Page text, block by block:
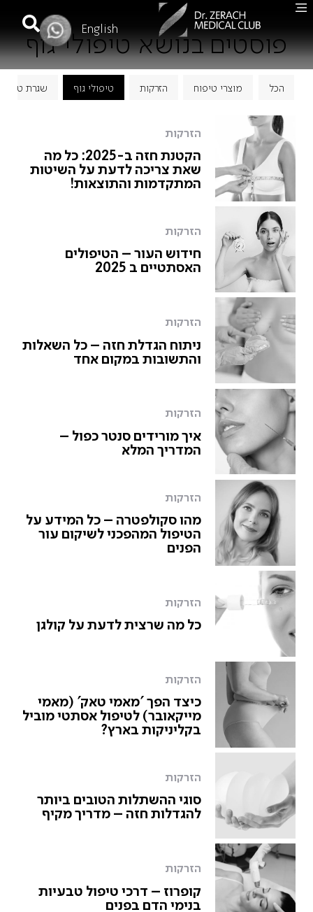
English
פוסטים בנושא טיפולי גוף
הכל מוצרי טיפוח הזרקות טיפולי גוף שגרת
הזרקות
הקטנת חזה ב-2025: כל מה
שאת צריכה לדעת על השיטות
המתקדמות והתוצאות!
הזרקות
חידוש העור – הטיפולים
האסתטיים ב 2025
הזרקות
ניתוח הגדלת חזה – כל השאלות
והתשובות במקום אחד
הזרקות
איך מורידים סנטר כפול –
המדריך המלא
הזרקות
מהו סקולפטרה – כל המידע על
הטיפול המהפכני לשיקום עור
הפנים
הזרקות
כל מה שרצית לדעת על קולגן
הזרקות
כיצד הפך 'מאמי טאק' (מאמי
מייקאובר) לטיפול אסתטי מוביל
בקליניקות בארץ?
הזרקות
סוגי ההשתלות הטובים ביותר
להגדלות חזה – מדריך מקיף
הזרקות
קופרוז – דרכי טיפול טבעיות
בנימי הדם בפנים